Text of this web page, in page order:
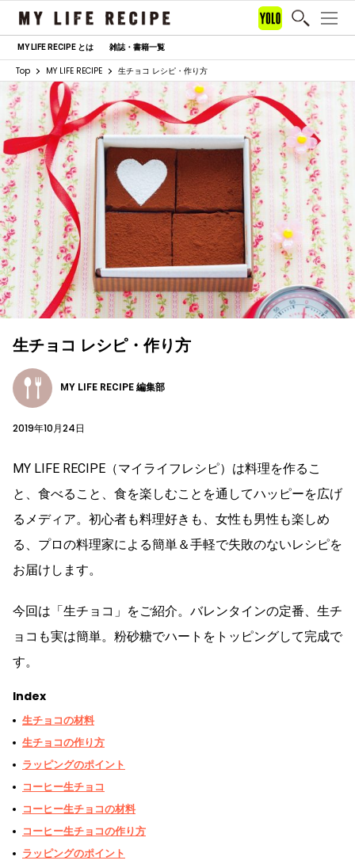
MY LIFE RECIPE とは 雑誌・書籍一覧
Top MY LIFE RECIPE 生チョコ レシピ・作り方
生チョコ レシピ・作り方
MY LIFE RECIPE 編集部
2019年10月24日
MY LIFE RECIPE（マイライフレシピ）は料理を作るこ
と、食べること、食を楽しむことを通してハッピーを広げ
るメディア。初心者も料理好きも、女性も男性も楽しめ
る、プロの料理家による簡単＆手軽で失敗のないレシピを
お届けします。
今回は「生チョコ」をご紹介。バレンタインの定番、生チ
ョコも実は簡単。粉砂糖でハートをトッピングして完成で
す。
Index
生チョコの材料
生チョコの作り方
ラッピングのポイント
コーヒー生チョコ
コーヒー生チョコの材料
コーヒー生チョコの作り方
ラッピングのポイント